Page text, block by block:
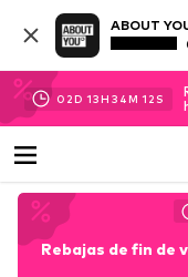
ABOUT
02D 13H 34M 11 S
Rebajas de fin de